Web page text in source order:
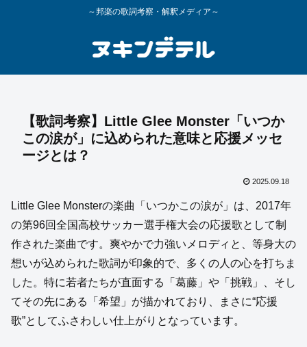
～邦楽の歌詞考察・解釈メディア～
【歌詞考察】Little Glee Monster「いつか
この涙が」に込められた意味と応援メッセ
ージとは？
2025.09.18
Little Glee Monsterの楽曲「いつかこの涙が」は、2017年
の第96回全国高校サッカー選手権大会の応援歌として制
作された楽曲です。爽やかで力強いメロディと、等身大の
想いが込められた歌詞が印象的で、多くの人の心を打ちま
した。特に若者たちが直面する「葛藤」や「挑戦」、そし
てその先にある「希望」が描かれており、まさに“応援
歌”としてふさわしい仕上がりとなっています。